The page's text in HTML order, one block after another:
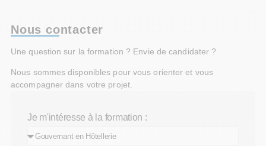
Nous contacter
Une question sur la formation ? Envie de candidater ?
Nous sommes disponibles pour vous orienter et vous
accompagner dans votre projet.
Je m'intéresse à la formation :